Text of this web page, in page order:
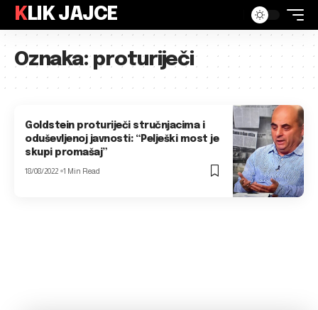
KLIK JAJCE
Oznaka:proturiječi
Goldstein proturiječi stručnjacima i
oduševljenoj javnosti: “Pelješki most je
skupi promašaj”
18/08/2022 1 Min Read